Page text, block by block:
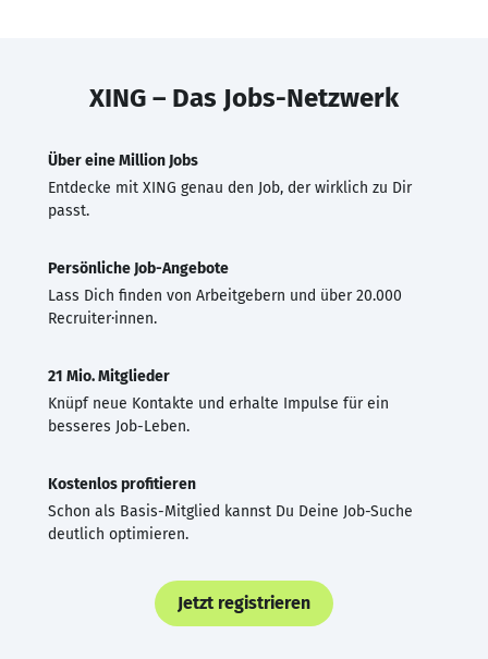
XING – Das Jobs-Netzwerk
Über eine Million Jobs
Entdecke mit XING genau den Job, der wirklich zu Dir
passt.
Persönliche Job-Angebote
Lass Dich finden von Arbeitgebern und über 20.000
Recruiter·innen.
21 Mio. Mitglieder
Knüpf neue Kontakte und erhalte Impulse für ein
besseres Job-Leben.
Kostenlos profitieren
Schon als Basis-Mitglied kannst Du Deine Job-Suche
deutlich optimieren.
Jetzt registrieren